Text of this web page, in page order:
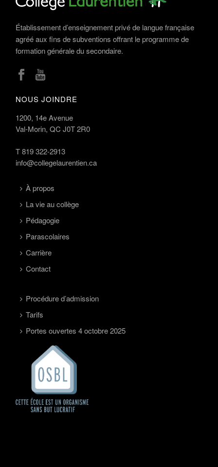
Établissement d’enseignement privé de langue française
agréé aux fins de subventions offrant le programme de
formation générale du secondaire.
NOUS JOINDRE
1200, 14e Avenue
Val-Morin, QC J0T 2R0
T819 322-2913
info@collegelaurentien.ca
À propos
La vie au collège
Pédagogie
Parascolaires
Carrière
Contact
Procédure d’admission
Tarifs
Portes ouvertes 4 octobre 2025